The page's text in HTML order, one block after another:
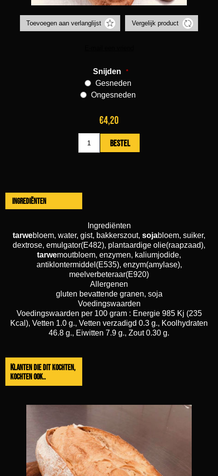
Snijden *
Gesneden
Ongesneden
€4,20
Ingrediënten
Ingrediënten
tarwebloem, water, gist, bakkerszout, sojabloem, suiker,
dextrose, emulgator(E482), plantaardige olie(raapzaad),
tarwemoutbloem, enzymen, kaliumjodide,
antiklontermiddel(E535), enzym(amylase),
meelverbeteraar(E920)
Allergenen
gluten bevattende granen, soja
Voedingswaarden
Voedingswaarden per 100 gram : Energie 985 Kj (235
Kcal), Vetten 1.0 g., Vetten verzadigd 0.3 g., Koolhydraten
46.8 g., Eiwitten 7.9 g., Zout 0.30 g.
Klanten die dit kochten,
kochten ook..